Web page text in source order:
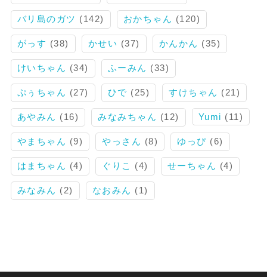
バリ島のガツ (142) おかちゃん (120)
がっす (38) かせい (37) かんかん (35)
けいちゃん (34) ふーみん (33)
ぷぅちゃん (27) ひで (25) すけちゃん (21)
あやみん (16) みなみちゃん (12) Yumi (11)
やまちゃん (9) やっさん (8) ゆっぴ (6)
はまちゃん (4) ぐりこ (4) せーちゃん (4)
みなみん (2) なおみん (1)